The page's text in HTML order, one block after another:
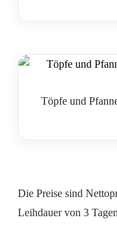
Töpfe und
Die Preise sind
Leihdauer von 3